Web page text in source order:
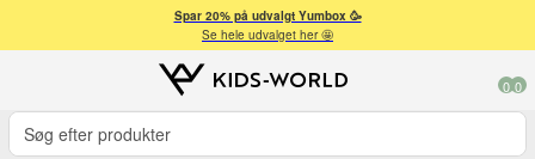
Spar 20% på udvalgt Yumbox 🥳
Se hele udvalget her 🤩
0 0